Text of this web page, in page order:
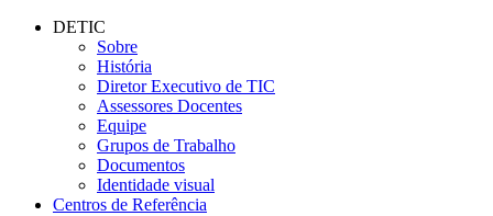
Conteúdo principal
DETIC
Sobre
História
Diretor Executivo de TIC
Assessores Docentes
Equipe
Grupos de Trabalho
Documentos
Identidade visual
Centros de Referência